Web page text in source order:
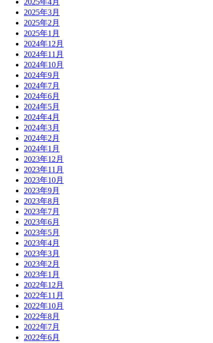
2025年4月
2025年3月
2025年2月
2025年1月
2024年12月
2024年11月
2024年10月
2024年9月
2024年7月
2024年6月
2024年5月
2024年4月
2024年3月
2024年2月
2024年1月
2023年12月
2023年11月
2023年10月
2023年9月
2023年8月
2023年7月
2023年6月
2023年5月
2023年4月
2023年3月
2023年2月
2023年1月
2022年12月
2022年11月
2022年10月
2022年8月
2022年7月
2022年6月